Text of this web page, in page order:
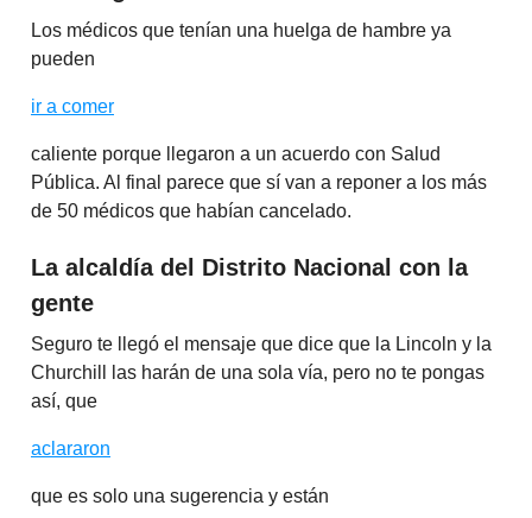
Los médicos que tenían una huelga de hambre ya
pueden
ir a comer
caliente porque llegaron a un acuerdo con Salud
Pública. Al final parece que sí van a reponer a los más
de 50 médicos que habían cancelado.
La alcaldía del Distrito Nacional con la
gente
Seguro te llegó el mensaje que dice que la Lincoln y la
Churchill las harán de una sola vía, pero no te pongas
así, que
aclararon
que es solo una sugerencia y están